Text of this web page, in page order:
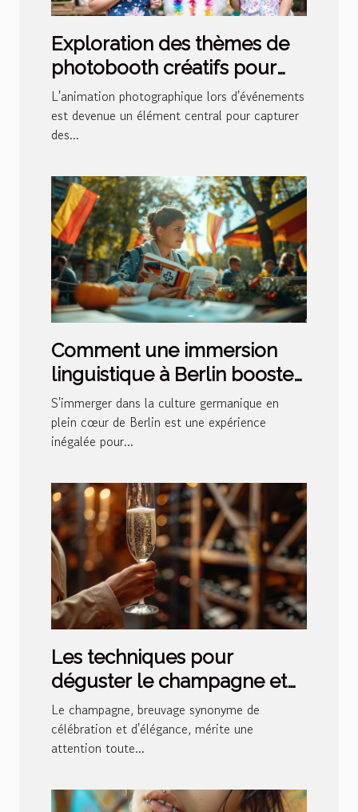
Exploration des thèmes de
photobooth créatifs pour
divers événements
L'animation photographique lors d'événements
est devenue un élément central pour capturer
des...
Comment une immersion
linguistique à Berlin booste
votre apprentissage de
l'allemand
S'immerger dans la culture germanique en
plein cœur de Berlin est une expérience
inégalée pour...
Les techniques pour
déguster le champagne et
reconnaître ses nuances
Le champagne, breuvage synonyme de
célébration et d'élégance, mérite une
attention toute...